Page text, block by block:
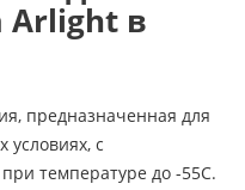
Arlight в
предназначенная для
условиях, с
температуре до -55С.